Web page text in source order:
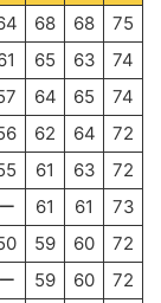
68 68
75
65 63
74
64 65
74
62 64
72
61 63
72
ー 61 61
73
59 60
72
ー 59 60
72